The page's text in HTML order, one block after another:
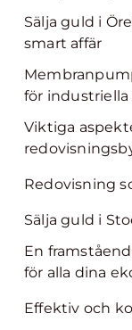
Sälja guld i
smart affär
för industriella
Viktiga
Redovisning
Sälja guld i
En
för alla dina
Effektiv och